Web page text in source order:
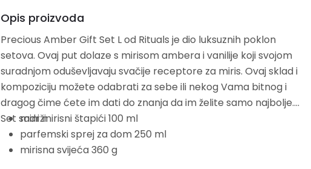
Opis proizvoda
Precious Amber Gift Set L od Rituals je dio luksuznih poklon
setova. Ovaj put dolaze s mirisom ambera i vanilije koji svojom
suradnjom oduševljavaju svačije receptore za miris. Ovaj sklad i
kompoziciju možete odabrati za sebe ili nekog Vama bitnog i
dragog čime ćete im dati do znanja da im želite samo najbolje.
Set sadrži:
mini mirisni štapići 100 ml
parfemski sprej za dom 250 ml
mirisna svijeća 360 g